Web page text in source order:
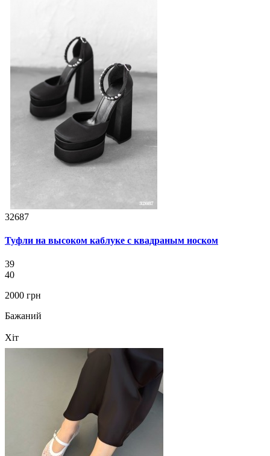
32687
Туфли на высоком каблуке с квадраным носком
39
40
2000 грн
Бажаний
Хіт